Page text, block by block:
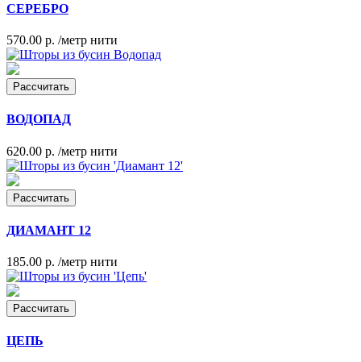
СЕРЕБРО
570.00 р. /метр нити
Рассчитать
ВОДОПАД
620.00 р. /метр нити
Рассчитать
ДИАМАНТ 12
185.00 р. /метр нити
Рассчитать
ЦЕПЬ